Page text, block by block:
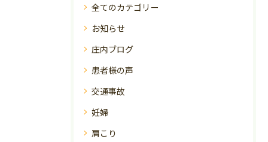
全てのカテゴリー
お知らせ
庄内ブログ
患者様の声
交通事故
妊婦
肩こり